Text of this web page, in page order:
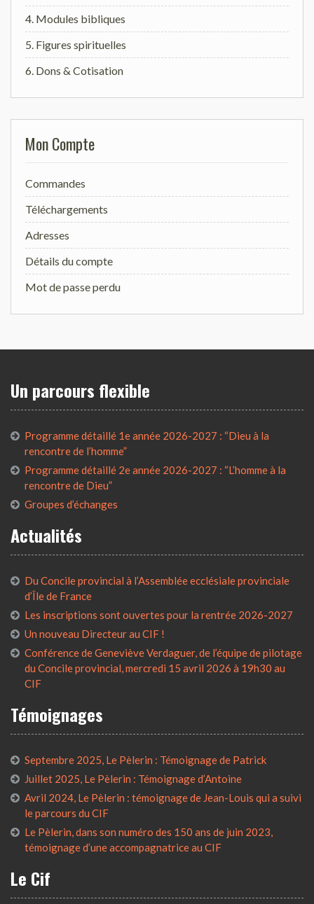
4. Modules bibliques
5. Figures spirituelles
6. Dons & Cotisation
Mon Compte
Commandes
Téléchargements
Adresses
Détails du compte
Mot de passe perdu
Un parcours flexible
Programme détaillé 1e année 2026-2027 : “Dieu à la
rencontre de l’homme”
Programme détaillé 2e année 2026-2027 : “L’homme à la
rencontre de Dieu”
Groupes d’échanges
Actualités
Du Concile provincial à l’Assemblée ecclésiale provinciale
d’Île de France
Les inscriptions sont ouvertes pour la rentrée 2026-2027
Un nouveau Directeur au CIF !
Conférence de Geneviève Verdaguer, de l’équipe de pilotage
du Concile provincial, mercredi 15 avril 2026 à 19h30 au
CIF
Témoignages
Septembre 2025, Le Pèlerin : Témoignage de Patrick
Juillet 2025, Le Pèlerin : Témoignage d’Antoine
Avril 2024, Le Pèlerin : témoignage de Jean-Louis qui a suivi
le parcours du CIF
Le Pèlerin, dans son numéro des 150 ans de juin 2023,
témoignage d’une accompagnatrice au CIF
Le Cif